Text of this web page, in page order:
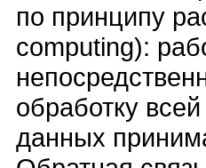
по принципу
computing):
обработку
данных